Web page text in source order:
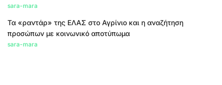
sara-mara
Τα «ραντάρ» της ΕΛΑΣ στο Αγρίνιο και η αναζήτηση
προσώπων με κοινωνικό αποτύπωμα
sara-mara